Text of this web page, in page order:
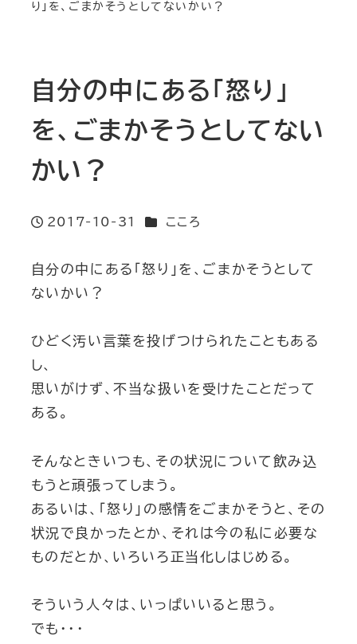
り」を、ごまかそうとしてないかい？
自分の中にある「怒り」
を、ごまかそうとしてない
かい？
投稿日
2017-10-31 カテゴリー
こころ
自分の中にある「怒り」を、ごまかそうとして
ないかい？
ひどく汚い言葉を投げつけられたこともある
し、
思いがけず、不当な扱いを受けたことだって
ある。
そんなときいつも、その状況について飲み込
もうと頑張ってしまう。
あるいは、「怒り」の感情をごまかそうと、その
状況で良かったとか、それは今の私に必要な
ものだとか、いろいろ正当化しはじめる。
そういう人々は、いっぱいいると思う。
でも・・・